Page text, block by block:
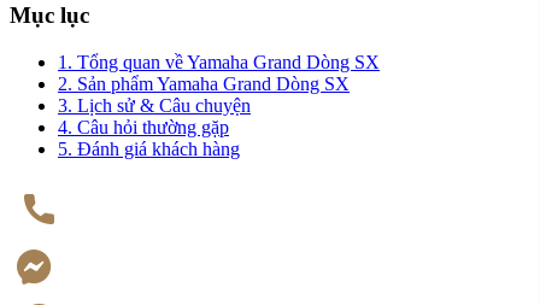
Mục lục
1. Tổng quan về Yamaha Grand Dòng SX
2. Sản phẩm Yamaha Grand Dòng SX
3. Lịch sử & Câu chuyện
4. Câu hỏi thường gặp
5. Đánh giá khách hàng